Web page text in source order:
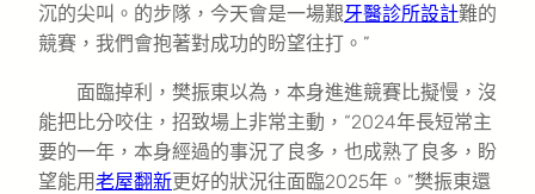
沉的尖叫。的步隊，今天會是一場艱牙醫診所設計難的
競賽，我們會抱著對成功的盼望往打。”
面臨掉利，樊振東以為，本身進進競賽比擬慢，沒
能把比分咬住，招致場上非常主動，“2024年長短常主
要的一年，本身經過的事況了良多，也成熟了良多，盼
望能用老屋翻新更好的狀況往面臨2025年。”樊振東還